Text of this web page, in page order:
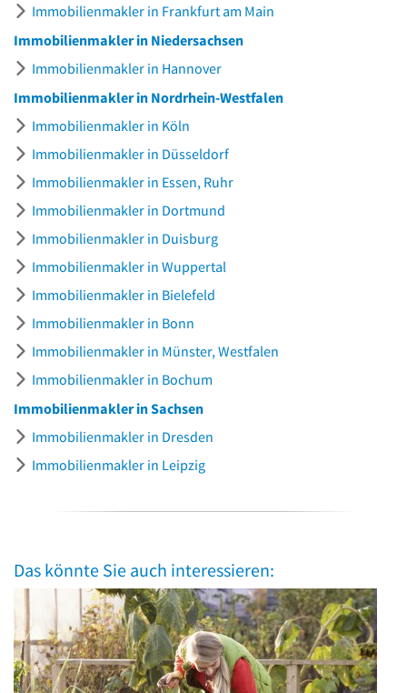
Immobilienmakler in Frankfurt am Main
Immobilienmakler in Niedersachsen
Immobilienmakler in Hannover
Immobilienmakler in Nordrhein-Westfalen
Immobilienmakler in Köln
Immobilienmakler in Düsseldorf
Immobilienmakler in Essen, Ruhr
Immobilienmakler in Dortmund
Immobilienmakler in Duisburg
Immobilienmakler in Wuppertal
Immobilienmakler in Bielefeld
Immobilienmakler in Bonn
Immobilienmakler in Münster, Westfalen
Immobilienmakler in Bochum
Immobilienmakler in Sachsen
Immobilienmakler in Dresden
Immobilienmakler in Leipzig
Das könnte Sie auch interessieren: